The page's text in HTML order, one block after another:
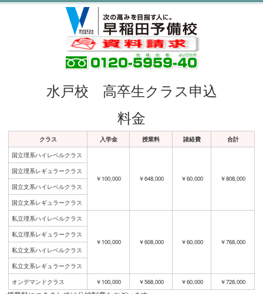
水戸校 高卒生クラス申込
料金
クラス 入学金 授業料 諸経費
合計
国立理系ハイレベルクラス
￥100,000 ￥648,000 ￥60,000 ￥808,000
国立理系レギュラークラス
国立文系ハイレベルクラス
国立文系レギュラークラス
私立理系ハイレベルクラス
￥100,000 ￥608,000 ￥60,000 ￥768,000
私立理系レギュラークラス
私立文系ハイレベルクラス
私立文系レギュラークラス
オンデマンドクラス
￥100,000 ￥568,000 ￥60,000 ￥728,000